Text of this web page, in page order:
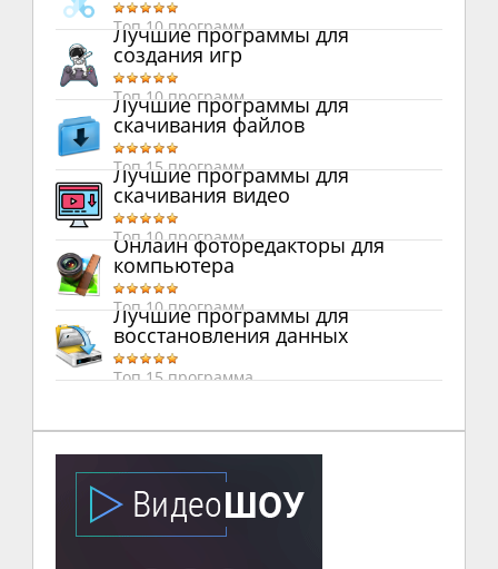
Топ 10 программ
Лучшие программы для
создания игр
Топ 10 программ
Лучшие программы для
скачивания файлов
Топ 15 программ
Лучшие программы для
скачивания видео
Топ 10 программ
Онлайн фоторедакторы для
компьютера
Топ 10 программ
Лучшие программы для
восстановления данных
Топ 15 программа